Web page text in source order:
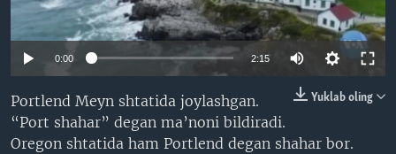
VIDEO
XABARLAR SURATLARDA
ODNOKLASSNIKI
TWITTER
SOUNDCLOUD
0:00 2:15
Yuklab oling
Portlend Meyn shtatida joylashgan.
“Port shahar” degan ma’noni bildiradi.
Oregon shtatida ham Portlend degan shahar bor.